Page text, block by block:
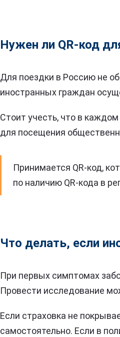
Нужен ли QR-код
Для поездки в Россию не
иностранных граждан
Стоит учесть, что в
для посещения
Принимается QR-код,
по наличию QR-кода в
Что делать, если
При первых симптомах
Провести исследование
Если страховка не
самостоятельно. Если в